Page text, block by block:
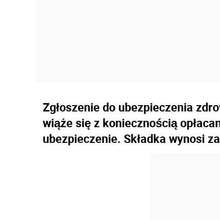
Zgłoszenie do ubezpieczenia
wiąże się z koniecznością
ubezpieczenie. Składka wynosi